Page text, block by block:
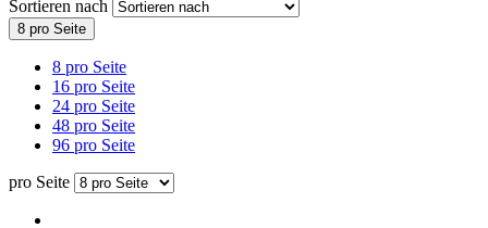
Sortieren nach
8 pro Seite
8 pro Seite
16 pro Seite
24 pro Seite
48 pro Seite
96 pro Seite
pro Seite